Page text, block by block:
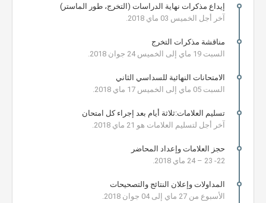
إيداع مذكرات نهاية الدراسات (التخرج، طور الماستر)
آخر أجل الخميس 03 ماي 2018.
مناقشة مذكرات التخرج
السبت 19 ماي إلى الخميس 24 جوان 2018.
الامتحانات النهائية للسداسي الثاني
السبت 05 ماي إلى الخميس 17 ماي 2018.
تسليم العلامات:ثلاثة أيام بعد إجراء كل امتحان
آخر أجل لتسليم العلامات هو 21 ماي 2018.
حجز العلامات وإعداد المحاضر
22- 23 – 24 ماي 2018.
المداولات وإعلان النتائج والتصحيحات
الأسبوع من 27 ماي إلى 04 جوان 2018.